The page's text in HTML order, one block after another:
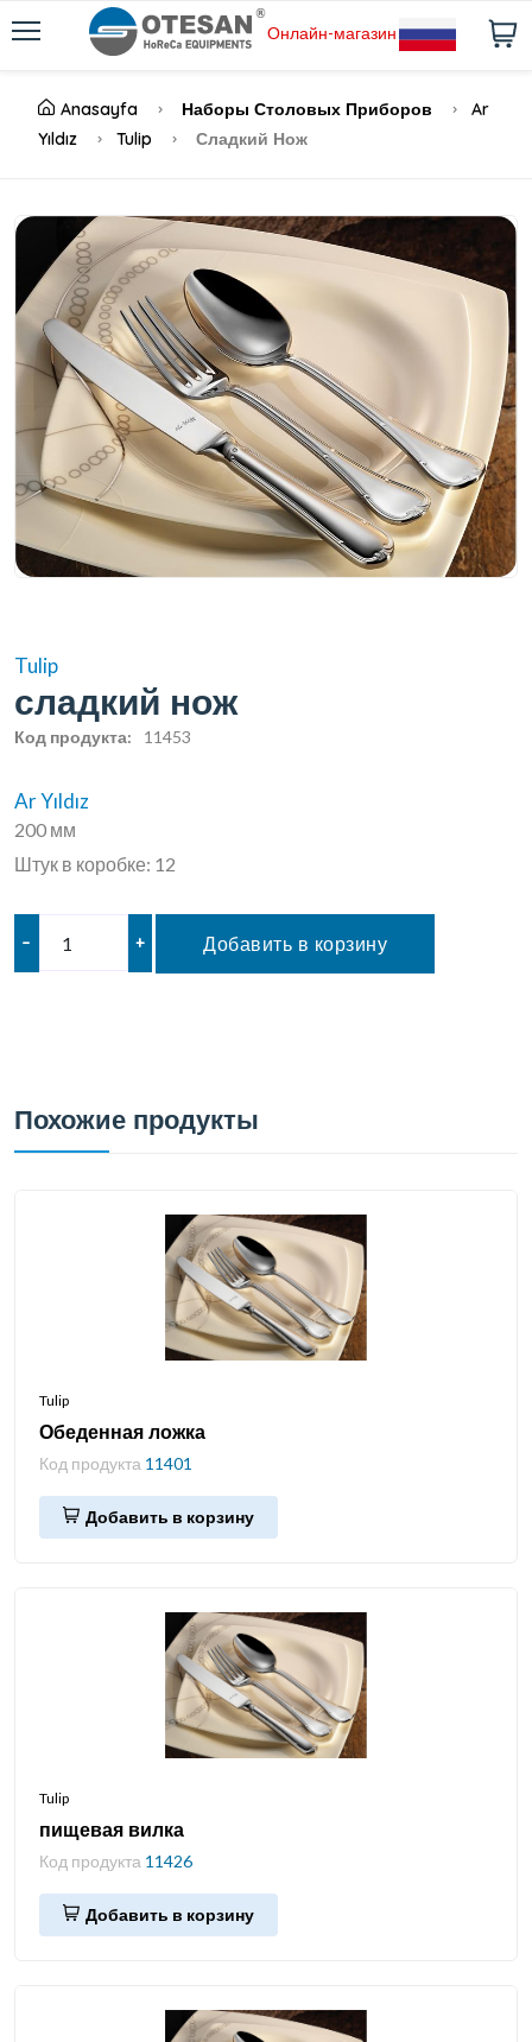
Онлайн-магазин
Anasayfa Наборы Столовых Приборов
Ar
Yıldız
Tulip Сладкий Нож
Tulip
сладкий нож
Код продукта: 11453
Ar Yıldız
200 мм
Штук в коробке: 12
– + Добавить в корзину
Похожие продукты
Tulip
Обеденная ложка
Код продукта 11401
Добавить в корзину
Tulip
пищевая вилка
Код продукта 11426
Добавить в корзину